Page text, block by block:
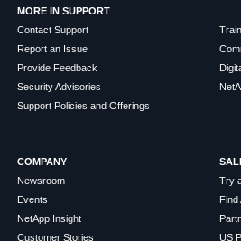
MORE IN SUPPORT
Contact Support
Report an Issue
Provide Feedback
Security Advisories
Support Policies and Offerings
COMPANY
Newsroom
Events
NetApp Insight
Customer Stories
Try
Find
US